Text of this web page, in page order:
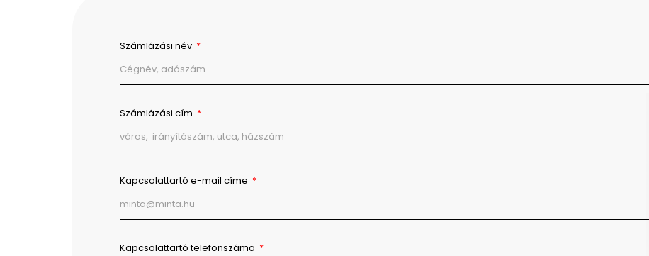
Számlázási név
Számlázási cím
Kapcsolattartó e-mail címe
Kapcsolattartó telefonszáma